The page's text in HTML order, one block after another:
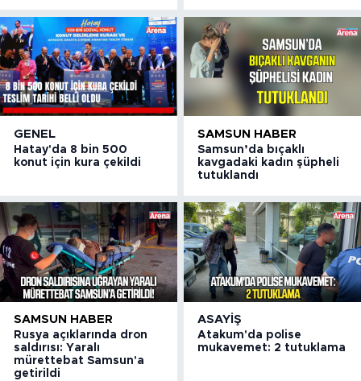
GENEL
Hatay'da 8 bin 500
konut için kura çekildi
SAMSUN HABER
Samsun’da bıçaklı
kavgadaki kadın şüpheli
tutuklandı
SAMSUN HABER
Rusya açıklarında dron
saldırısı: Yaralı
mürettebat Samsun'a
getirildi
ASAYIŞ
Atakum'da polise
mukavemet: 2 tutuklama